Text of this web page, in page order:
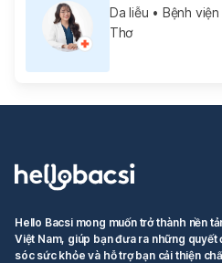
Da liễu • Bệnh
Thơ
Hello Bacsi mong muốn trở thành nền
Việt Nam, giúp bạn đưa ra những
sóc sức khỏe và hỗ trợ bạn cải thiện